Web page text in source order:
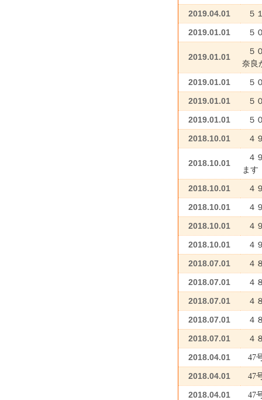
2019.04.01 ５
2019.01.01 ５
2019.01.01
５
奈良
2019.01.01 ５
2019.01.01 ５
2019.01.01 ５
2018.10.01 ４
2018.10.01
４
ます
2018.10.01 ４
2018.10.01 ４
2018.10.01 ４
2018.10.01 ４
2018.07.01 ４
2018.07.01 ４
2018.07.01 ４
2018.07.01 ４
2018.07.01 ４
2018.04.01 47
2018.04.01 47
2018.04.01 47